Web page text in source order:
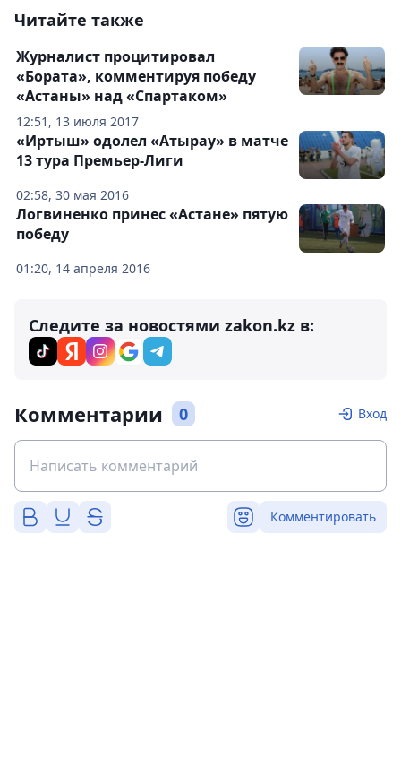
Читайте также
12:51, 13 июля 2017
Журналист процитировал
«Бората», комментируя победу
«Астаны» над «Спартаком»
02:58, 30 мая 2016
«Иртыш» одолел «Атырау» в матче
13 тура Премьер-Лиги
01:20, 14 апреля 2016
Логвиненко принес «Астане» пятую
победу
Следите за новостями zakon.kz в:
Комментарии 0 Вход
Комментировать